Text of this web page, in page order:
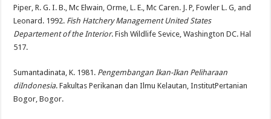
Piper, R. G. I. B., Mc Elwain, Orme, L. E., Mc Caren. J. P, Fowler L. G, and
Leonard. 1992. Fish Hatchery Management United States
Departement of the Interior. Fish Wildlife Sevice, Washington DC. Hal
517.
Sumantadinata, K. 1981. Pengembangan Ikan-Ikan Peliharaan
diIndonesia. Fakultas Perikanan dan Ilmu Kelautan, InstitutPertanian
Bogor, Bogor.